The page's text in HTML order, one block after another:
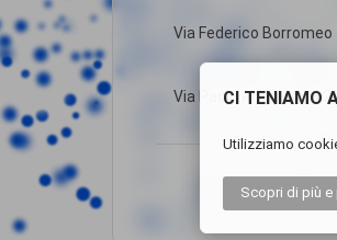
Via Federico Borromeo
Via Paolo Andreani, 6
CI TENIAMO
Utilizziamo
Scopri di più e